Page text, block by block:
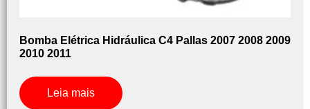
Bomba Elétrica Hidráulica C4 Pallas 2007 2008 2009
2010 2011
Leia mais